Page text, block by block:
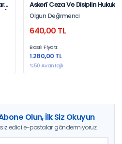
Askerî Ceza Ve Disiplin Hukuku
Olgun Değirmenci
640,00 TL
Basılı Fiyatı:
1.280,00 TL
%50 Avantajlı
Olun, İlk Siz Okuyun
edici e-postalar göndermiyoruz.